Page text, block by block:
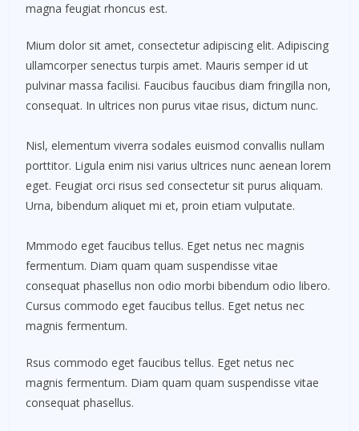
magna feugiat rhoncus est.
Mium dolor sit amet, consectetur adipiscing elit. Adipiscing
ullamcorper senectus turpis amet. Mauris semper id ut
pulvinar massa facilisi. Faucibus faucibus diam fringilla non,
consequat. In ultrices non purus vitae risus, dictum nunc.
Nisl, elementum viverra sodales euismod convallis nullam
porttitor. Ligula enim nisi varius ultrices nunc aenean lorem
eget. Feugiat orci risus sed consectetur sit purus aliquam.
Urna, bibendum aliquet mi et, proin etiam vulputate.
Mmmodo eget faucibus tellus. Eget netus nec magnis
fermentum. Diam quam quam suspendisse vitae
consequat phasellus non odio morbi bibendum odio libero.
Cursus commodo eget faucibus tellus. Eget netus nec
magnis fermentum.
Rsus commodo eget faucibus tellus. Eget netus nec
magnis fermentum. Diam quam quam suspendisse vitae
consequat phasellus.